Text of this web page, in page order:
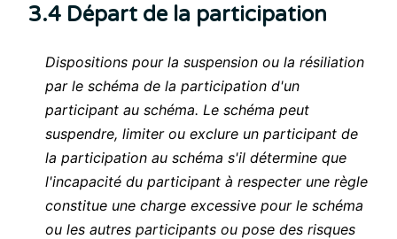
3.4 Départ de la participation
Dispositions pour la suspension ou la résiliation
par le schéma de la participation d'un
participant au schéma. Le schéma peut
suspendre, limiter ou exclure un participant de
la participation au schéma s'il détermine que
l'incapacité du participant à respecter une règle
constitue une charge excessive pour le schéma
ou les autres participants ou pose des risques